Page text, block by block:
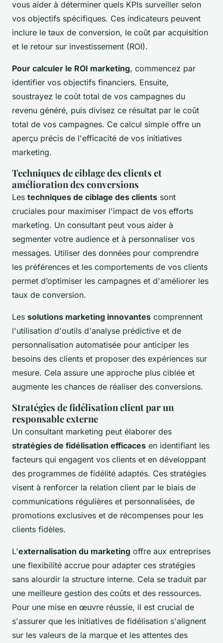
vous aider à déterminer quels KPIs surveiller selon
vos objectifs spécifiques. Ces indicateurs peuvent
inclure le taux de conversion, le coût par acquisition
et le retour sur investissement (ROI).
Pour calculer le ROI marketing, commencez par
identifier vos objectifs financiers. Ensuite,
soustrayez le coût total de vos campagnes du
revenu généré, puis divisez ce résultat par le coût
total de vos campagnes. Ce calcul simple offre un
aperçu précis de l'efficacité de vos initiatives
marketing.
Techniques de ciblage des clients et
amélioration des conversions
Les techniques de ciblage des clients sont
cruciales pour maximiser l'impact de vos efforts
marketing. Un consultant peut vous aider à
segmenter votre audience et à personnaliser vos
messages. Utiliser des données pour comprendre
les préférences et les comportements de vos clients
permet d’optimiser les campagnes et d'améliorer les
taux de conversion.
Les solutions marketing innovantes comprennent
l'utilisation d'outils d'analyse prédictive et de
personnalisation automatisée pour anticiper les
besoins des clients et proposer des expériences sur
mesure. Cela assure une approche plus ciblée et
augmente les chances de réaliser des conversions.
Stratégies de fidélisation client par un
responsable externe
Un consultant marketing peut élaborer des
stratégies de fidélisation efficaces en identifiant les
facteurs qui engagent vos clients et en développant
des programmes de fidélité adaptés. Ces stratégies
visent à renforcer la relation client par le biais de
communications régulières et personnalisées, de
promotions exclusives et de récompenses pour les
clients fidèles.
L'externalisation du marketing offre aux entreprises
une flexibilité accrue pour adapter ces stratégies
sans alourdir la structure interne. Cela se traduit par
une meilleure gestion des coûts et des ressources.
Pour une mise en œuvre réussie, il est crucial de
s'assurer que les initiatives de fidélisation s'alignent
sur les valeurs de la marque et les attentes des